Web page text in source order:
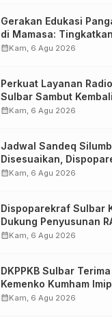
Gerakan Edukasi
di Mamasa: Tingkatkan
Pengetahuan dan
calendar_monthKam, 6 Agu 2026
Perkuat Layanan
Sulbar Sambut
Imelda, Sp.Rad
calendar_monthKam, 6 Agu 2026
Jadwal Sandeq
Disesuaikan,
Pastikan Persiapan
calendar_monthKam, 6 Agu 2026
Dispoparekraf Sulbar
Dukung Penyusunan
TPB/SDGs Sulawesi
calendar_monthKam, 6 Agu 2026
DKPPKB Sulbar
Kemenko Kumham
Perkuat Pelayanan
calendar_monthKam, 6 Agu 2026